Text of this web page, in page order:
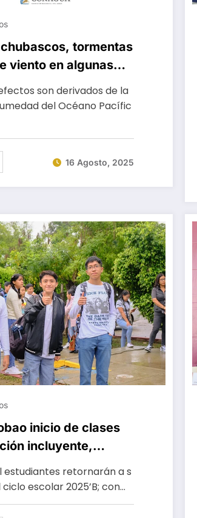
tormentas
viento en algunas
son derivados de la
del Océano Pacífic
16 Agosto, 2025
inicio de clases
incluyente,
calidad
estudiantes retornarán a s
escolar 2025’B; con…